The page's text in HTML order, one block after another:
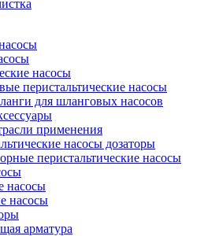
насосы
перистальтические насосы
для шланговых насосов
применения
насосы дозаторы
перистальтические насосы
насосы
насосы
арматура